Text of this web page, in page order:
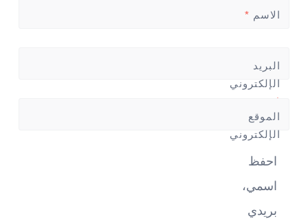
الاسم *
البريد
الإلكتروني
*
الموقع
الإلكتروني
احفظ
اسمي،
بريدي